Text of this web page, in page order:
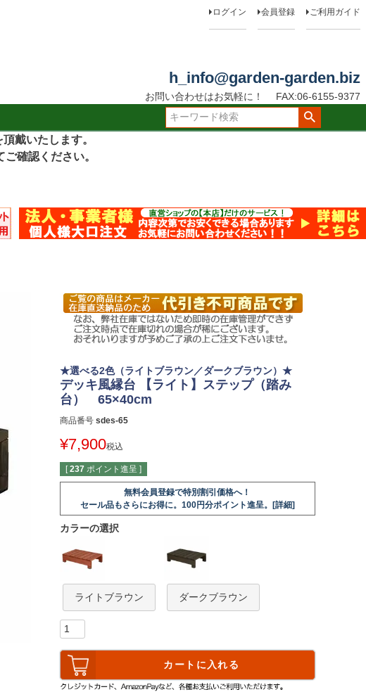
ログイン 会員登録 ご利用ガイド
h_info@garden-garden.biz
お問い合わせはお気軽に！
FAX:06-6155-9377
戴いたします。
確認ください。
★選べる2色（ライトブラウン／ダークブラウン）★
デッキ風縁台 【ライト】ステップ（踏み
台） 65×40cm
商品番号 sdes-65
¥7,900税込
[ 237 ポイント進呈 ]
無料会員登録で特別割引価格へ！
セール品もさらにお得に。100円分ポイント進呈。[詳細]
カラーの選択
ライトブラウン ダークブラウン
カートに入れる